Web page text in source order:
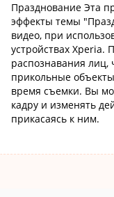
Празднование Эта
эффекты темы
видео, при
устройствах Xperia.
распознавания лиц,
прикольные
время съемки. Вы
кадру и изменять
прикасаясь к ним.